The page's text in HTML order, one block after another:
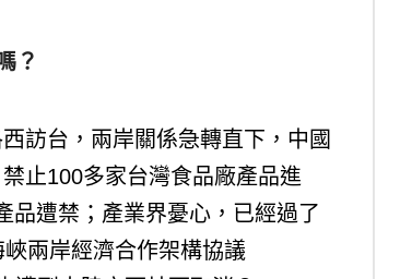
？
訪台，兩岸關係急轉直下，中國
止100多家台灣食品廠產品進
品遭禁；產業界憂心，已經過了
峽兩岸經濟合作架構協議